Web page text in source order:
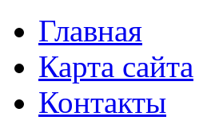
Главная
Карта сайта
Контакты